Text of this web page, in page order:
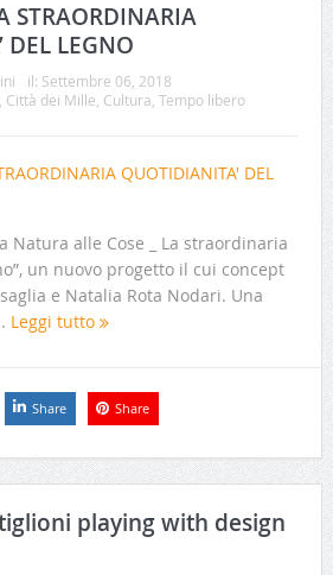
STRAORDINARIA
DEL LEGNO
il: Settembre 06, 2018
, Città dei Mille, Cultura, Tempo libero
Natura alle Cose _ La straordinaria
un nuovo progetto il cui concept
e Natalia Rota Nodari. Una
Leggi tutto
Share Share
playing with design